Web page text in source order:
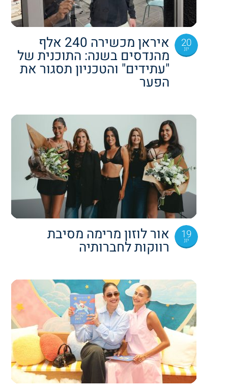
20
יונ איראן מכשירה 240 אלף
מהנדסים בשנה: התוכנית של
"עתידים" והטכניון תסגור את
הפער
19
יונ אור לוזון מרימה מסיבת
רווקות לחברותיה